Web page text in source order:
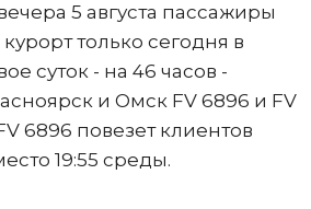
5 августа пассажиры
только сегодня в
суток - на 46 часов -
и Омск FV 6896 и FV
6896 повезет клиентов
19:55 среды.